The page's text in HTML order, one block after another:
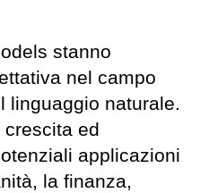
stanno
nel campo
linguaggio naturale.
ed
applicazioni
la finanza,